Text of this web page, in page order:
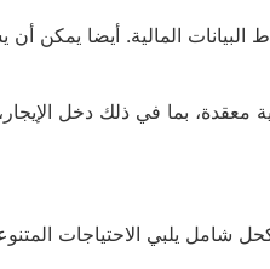
البيانات المالية. أيضا يمكن
معقدة، بما في ذلك دخل
شامل يلبي الاحتياجات